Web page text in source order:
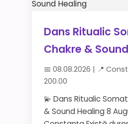
Dans Ritualic
Chakre &
📅 08.08.2026 | 📍
200.00
💫 Dans Ritualic
& Sound Healing 8